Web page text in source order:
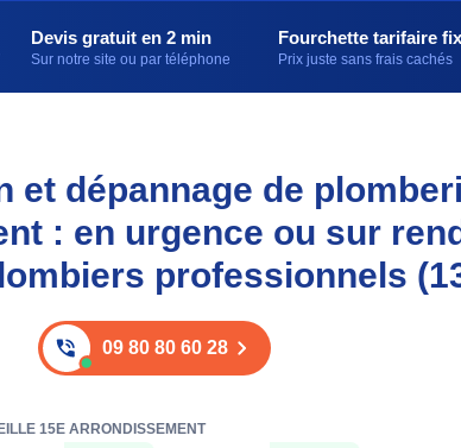
Devis gratuit en 2 min
Sur notre site ou par téléphone
Fourchette tarifaire
Prix juste sans frais cachés
et dépannage de
: en urgence ou sur
professionnels
09 80 80 60 28
15E ARRONDISSEMENT